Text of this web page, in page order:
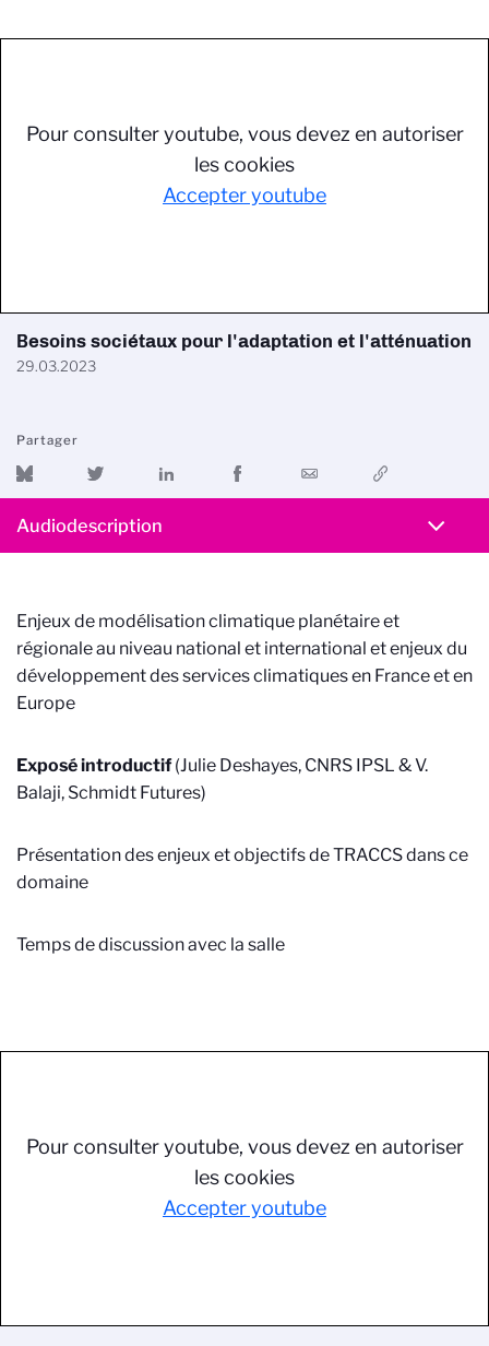
Pour consulter youtube, vous devez en autoriser
les cookies
Accepter youtube
Besoins sociétaux pour l'adaptation et l'atténuation
29.03.2023
Partager
Audiodescription
Enjeux de modélisation climatique planétaire et
régionale au niveau national et international et enjeux du
développement des services climatiques en France et en
Europe
Exposé introductif(Julie Deshayes, CNRS IPSL & V.
Balaji, Schmidt Futures)
Présentation des enjeux et objectifs de TRACCS dans ce
domaine
Temps de discussion avec la salle
Pour consulter youtube, vous devez en autoriser
les cookies
Accepter youtube